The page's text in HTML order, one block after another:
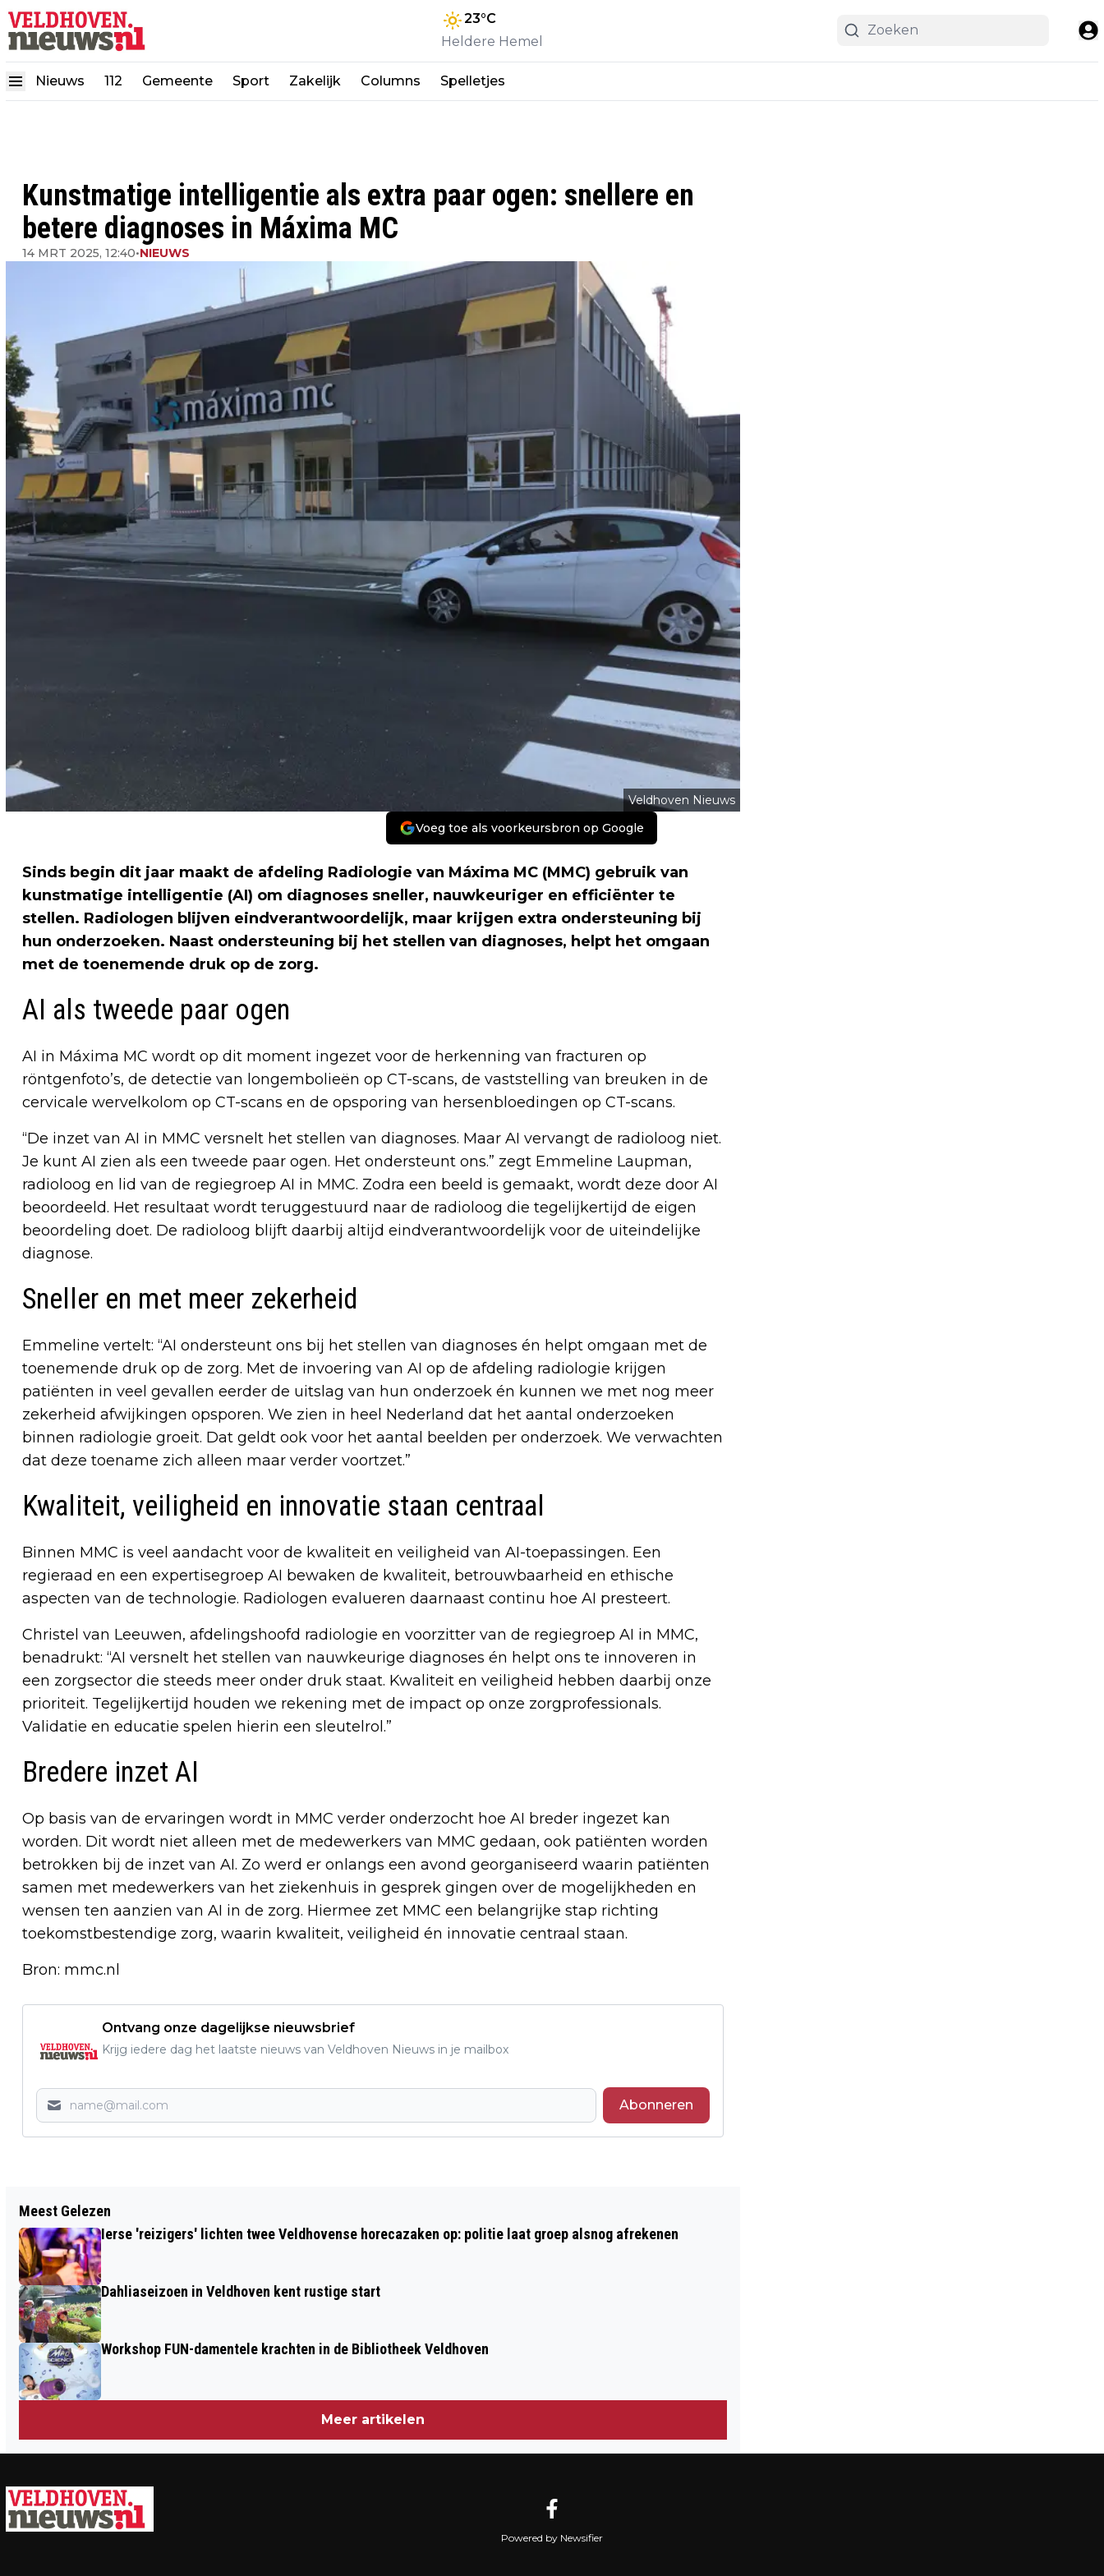
23°C
Heldere Hemel
Nieuws 112 Gemeente Sport Zakelijk Columns Spelletjes
Kunstmatige intelligentie als extra paar ogen: snellere en
betere diagnoses in Máxima MC
14 MRT 2025, 12:40•NIEUWS
Veldhoven Nieuws
Voeg toe als voorkeursbron op Google
Sinds begin dit jaar maakt de afdeling Radiologie van Máxima MC (MMC) gebruik van
kunstmatige intelligentie (AI) om diagnoses sneller, nauwkeuriger en efficiënter te
stellen. Radiologen blijven eindverantwoordelijk, maar krijgen extra ondersteuning bij
hun onderzoeken. Naast ondersteuning bij het stellen van diagnoses, helpt het omgaan
met de toenemende druk op de zorg.
AI als tweede paar ogen
AI in Máxima MC wordt op dit moment ingezet voor de herkenning van fracturen op
röntgenfoto’s, de detectie van longembolieën op CT-scans, de vaststelling van breuken in de
cervicale wervelkolom op CT-scans en de opsporing van hersenbloedingen op CT-scans.
“De inzet van AI in MMC versnelt het stellen van diagnoses. Maar AI vervangt de radioloog niet.
Je kunt AI zien als een tweede paar ogen. Het ondersteunt ons.” zegt Emmeline Laupman,
radioloog en lid van de regiegroep AI in MMC. Zodra een beeld is gemaakt, wordt deze door AI
beoordeeld. Het resultaat wordt teruggestuurd naar de radioloog die tegelijkertijd de eigen
beoordeling doet. De radioloog blijft daarbij altijd eindverantwoordelijk voor de uiteindelijke
diagnose.
Sneller en met meer zekerheid
Emmeline vertelt: “AI ondersteunt ons bij het stellen van diagnoses én helpt omgaan met de
toenemende druk op de zorg. Met de invoering van AI op de afdeling radiologie krijgen
patiënten in veel gevallen eerder de uitslag van hun onderzoek én kunnen we met nog meer
zekerheid afwijkingen opsporen. We zien in heel Nederland dat het aantal onderzoeken
binnen radiologie groeit. Dat geldt ook voor het aantal beelden per onderzoek. We verwachten
dat deze toename zich alleen maar verder voortzet.”
Kwaliteit, veiligheid en innovatie staan centraal
Binnen MMC is veel aandacht voor de kwaliteit en veiligheid van AI-toepassingen. Een
regieraad en een expertisegroep AI bewaken de kwaliteit, betrouwbaarheid en ethische
aspecten van de technologie. Radiologen evalueren daarnaast continu hoe AI presteert.
Christel van Leeuwen, afdelingshoofd radiologie en voorzitter van de regiegroep AI in MMC,
benadrukt: “AI versnelt het stellen van nauwkeurige diagnoses én helpt ons te innoveren in
een zorgsector die steeds meer onder druk staat. Kwaliteit en veiligheid hebben daarbij onze
prioriteit. Tegelijkertijd houden we rekening met de impact op onze zorgprofessionals.
Validatie en educatie spelen hierin een sleutelrol.”
Bredere inzet AI
Op basis van de ervaringen wordt in MMC verder onderzocht hoe AI breder ingezet kan
worden. Dit wordt niet alleen met de medewerkers van MMC gedaan, ook patiënten worden
betrokken bij de inzet van AI. Zo werd er onlangs een avond georganiseerd waarin patiënten
samen met medewerkers van het ziekenhuis in gesprek gingen over de mogelijkheden en
wensen ten aanzien van AI in de zorg. Hiermee zet MMC een belangrijke stap richting
toekomstbestendige zorg, waarin kwaliteit, veiligheid én innovatie centraal staan.
Bron: mmc.nl
Ontvang onze dagelijkse nieuwsbrief
Krijg iedere dag het laatste nieuws van Veldhoven Nieuws in je mailbox
Abonneren
SCHRIJFWORKSHOP OP 21 MAART IN
BIBLIOTHEEK VELDHOVEN
IN TOUW VOOR EEN SCHONER
Meest Gelezen
Ierse 'reizigers' lichten twee Veldhovense horecazaken op: politie laat groep alsnog afrekenen
Dahliaseizoen in Veldhoven kent rustige start
Workshop FUN-damentele krachten in de Bibliotheek Veldhoven
Meer artikelen
Powered by Newsifier